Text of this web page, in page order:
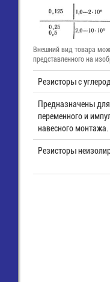
Внешний вид товара
представленного на
Резисторы с
Предназначены
переменного и
навесного монтажа.
Резисторы